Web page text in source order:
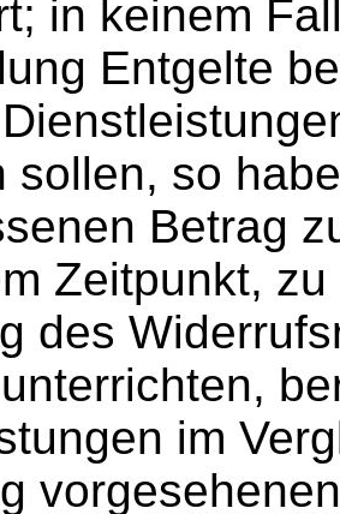
in keinem
Entgelte
sollen, so
Betrag
Zeitpunkt,
des
im